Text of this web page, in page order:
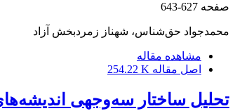
صفحه 627-643
محمدجواد حق‌شناس، شهناز زمردبخش آزاد
مشاهده مقاله
اصل مقاله 254.22 K
تحلیل ساختار سه‌وجهی